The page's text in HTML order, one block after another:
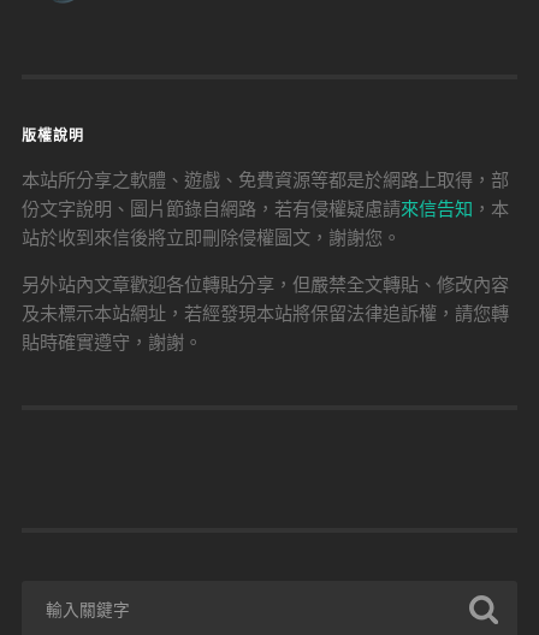
版權說明
本站所分享之軟體、遊戲、免費資源等都是於網路上取得，部
份文字說明、圖片節錄自網路，若有侵權疑慮請來信告知 ，本
站於收到來信後將立即刪除侵權圖文，謝謝您。
另外站內文章歡迎各位轉貼分享，但嚴禁全文轉貼、修改內容
及未標示本站網址，若經發現本站將保留法律追訴權，請您轉
貼時確實遵守，謝謝。